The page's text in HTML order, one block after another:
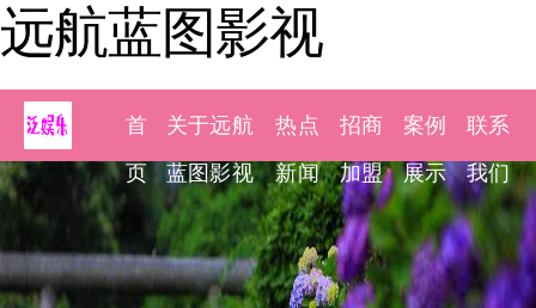
远航蓝图影视
首
页
关于远航
蓝图影视
热点
新闻
招商
加盟
案例
展示
联系
我们